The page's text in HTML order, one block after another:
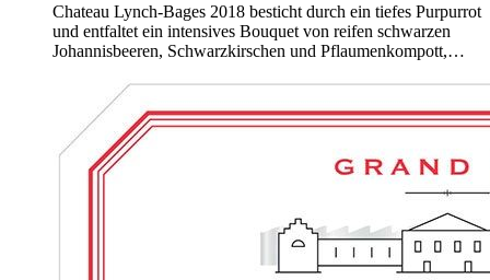
Chateau Lynch-Bages 2018 besticht durch ein tiefes Purpurrot
und entfaltet ein intensives Bouquet von reifen schwarzen
Johannisbeeren, Schwarzkirschen und Pflaumenkompott,…